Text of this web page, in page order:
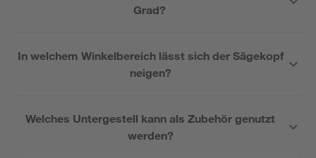
Grad?
In welchem Winkelbereich lässt sich der Sägekopf
neigen?
Welches Untergestell kann als Zubehör genutzt
werden?